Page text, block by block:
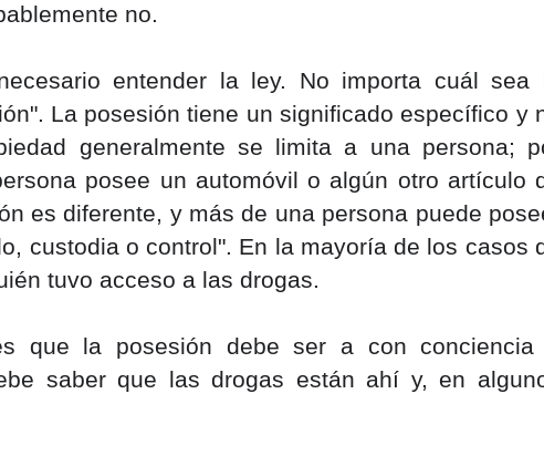
no.
entender la ley. No importa cuál sea
La posesión tiene un significado específico y
generalmente se limita a una persona;
posee un automóvil o algún otro artículo
es diferente, y más de una persona puede
custodia o control". En la mayoría de los casos
tuvo acceso a las drogas.
que la posesión debe ser a con conciencia
saber que las drogas están ahí y, en